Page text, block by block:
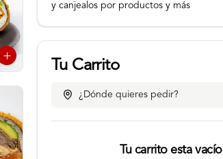
y canjealos por productos y más
Tu Carrito
¿Dónde quieres pedir?
Tu carrito esta vacío